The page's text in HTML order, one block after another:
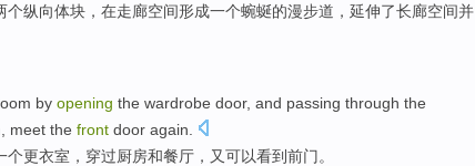
个纵向体块， 在走廊空间形成一个蜿蜒的漫步道，延伸了长廊空间并
by opening the wardrobe door, and passing through the
meet the front door again
个更衣室 ， 穿过厨房和餐厅 ， 又可以看到前门。